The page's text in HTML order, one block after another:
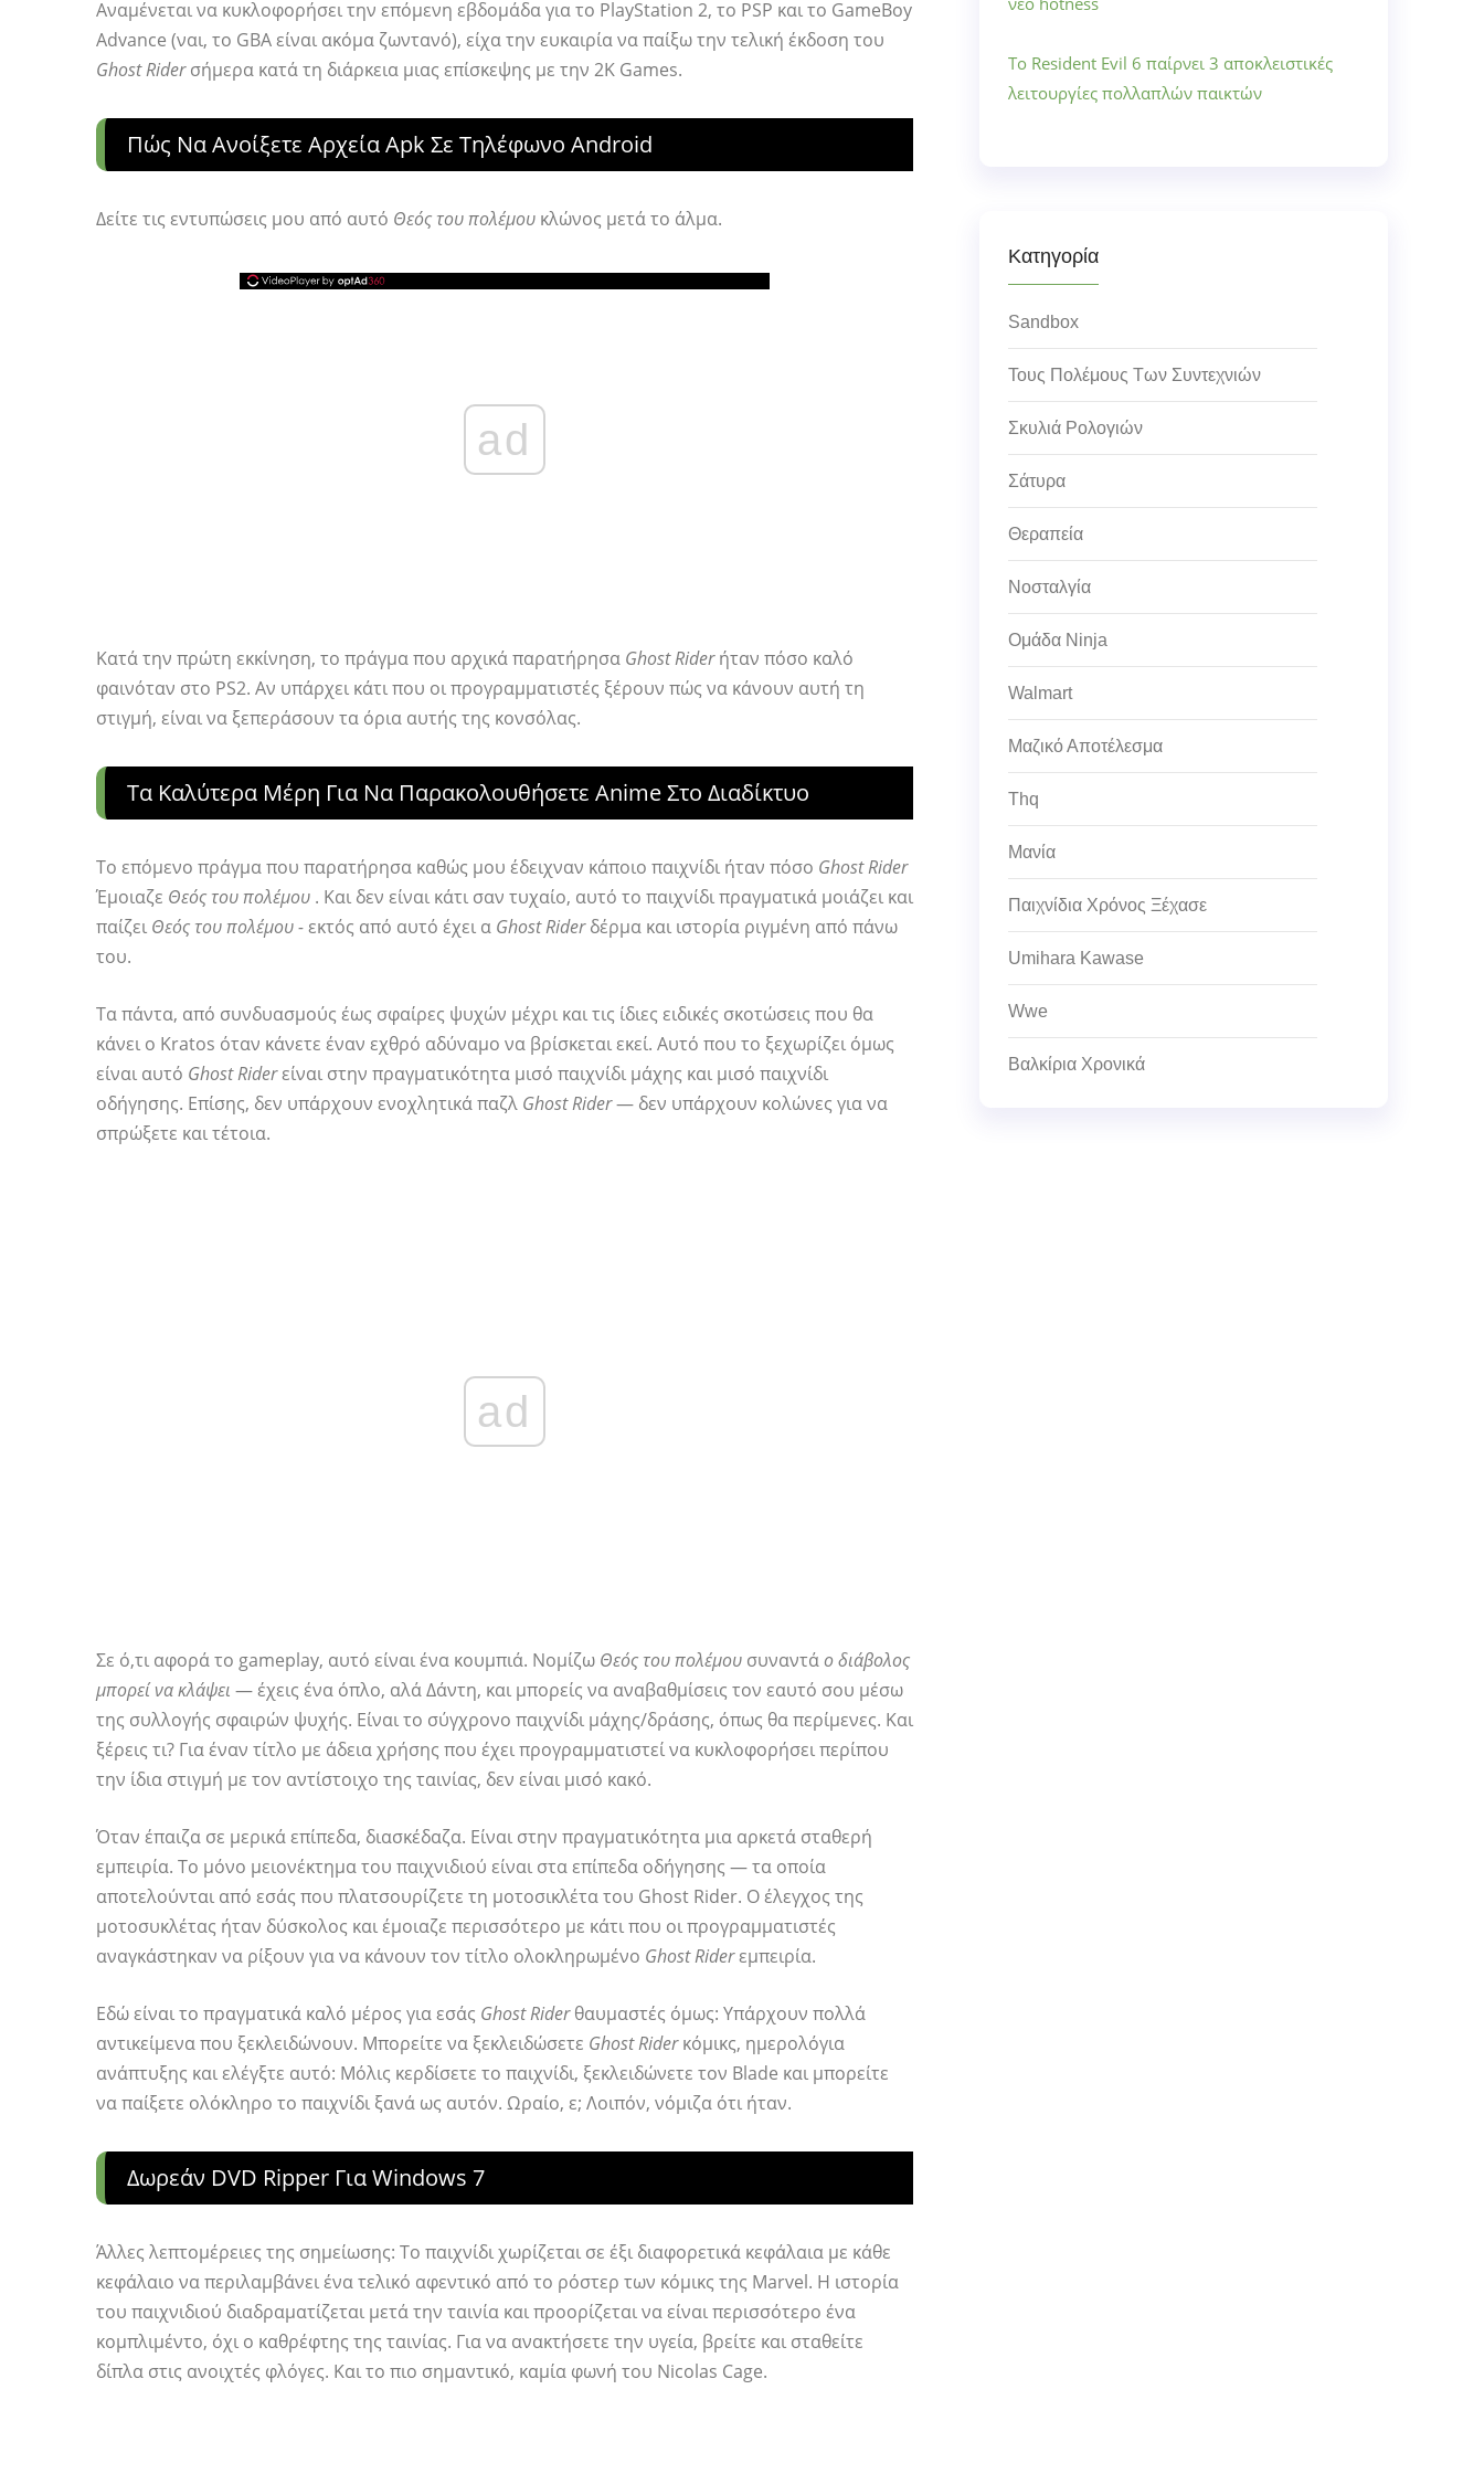
Αναμένεται να κυκλοφορήσει την επόμενη εβδομάδα για το PlayStation 2, το PSP και το GameBoy
Advance (ναι, το GBA είναι ακόμα ζωντανό), είχα την ευκαιρία να παίξω την τελική έκδοση του
Ghost Riderσήμερα κατά τη διάρκεια μιας επίσκεψης με την 2K Games.
Πώς Να Ανοίξετε Αρχεία Apk Σε Τηλέφωνο Android
Δείτε τις εντυπώσεις μου από αυτό Θεός του πολέμου κλώνος μετά το άλμα.
ad
Κατά την πρώτη εκκίνηση, το πράγμα που αρχικά παρατήρησα Ghost Riderήταν πόσο καλό
φαινόταν στο PS2. Αν υπάρχει κάτι που οι προγραμματιστές ξέρουν πώς να κάνουν αυτή τη
στιγμή, είναι να ξεπεράσουν τα όρια αυτής της κονσόλας.
Τα Καλύτερα Μέρη Για Να Παρακολουθήσετε Anime Στο Διαδίκτυο
Το επόμενο πράγμα που παρατήρησα καθώς μου έδειχναν κάποιο παιχνίδι ήταν πόσο Ghost Rider
Έμοιαζε Θεός του πολέμου . Και δεν είναι κάτι σαν τυχαίο, αυτό το παιχνίδι πραγματικά μοιάζει και
παίζει Θεός του πολέμου -εκτός από αυτό έχει α Ghost Riderδέρμα και ιστορία ριγμένη από πάνω
του.
Τα πάντα, από συνδυασμούς έως σφαίρες ψυχών μέχρι και τις ίδιες ειδικές σκοτώσεις που θα
κάνει ο Kratos όταν κάνετε έναν εχθρό αδύναμο να βρίσκεται εκεί. Αυτό που το ξεχωρίζει όμως
είναι αυτό Ghost Riderείναι στην πραγματικότητα μισό παιχνίδι μάχης και μισό παιχνίδι
οδήγησης. Επίσης, δεν υπάρχουν ενοχλητικά παζλ Ghost Rider— δεν υπάρχουν κολώνες για να
σπρώξετε και τέτοια.
ad
Σε ό,τι αφορά το gameplay, αυτό είναι ένα κουμπιά. Νομίζω Θεός του πολέμου συναντάο διάβολος
μπορεί να κλάψει — έχεις ένα όπλο, αλά Δάντη, και μπορείς να αναβαθμίσεις τον εαυτό σου μέσω
της συλλογής σφαιρών ψυχής. Είναι το σύγχρονο παιχνίδι μάχης/δράσης, όπως θα περίμενες. Και
ξέρεις τι? Για έναν τίτλο με άδεια χρήσης που έχει προγραμματιστεί να κυκλοφορήσει περίπου
την ίδια στιγμή με τον αντίστοιχο της ταινίας, δεν είναι μισό κακό.
Όταν έπαιζα σε μερικά επίπεδα, διασκέδαζα. Είναι στην πραγματικότητα μια αρκετά σταθερή
εμπειρία. Το μόνο μειονέκτημα του παιχνιδιού είναι στα επίπεδα οδήγησης — τα οποία
αποτελούνται από εσάς που πλατσουρίζετε τη μοτοσικλέτα του Ghost Rider. Ο έλεγχος της
μοτοσυκλέτας ήταν δύσκολος και έμοιαζε περισσότερο με κάτι που οι προγραμματιστές
αναγκάστηκαν να ρίξουν για να κάνουν τον τίτλο ολοκληρωμένο Ghost Riderεμπειρία.
Εδώ είναι το πραγματικά καλό μέρος για εσάς Ghost Riderθαυμαστές όμως: Υπάρχουν πολλά
αντικείμενα που ξεκλειδώνουν. Μπορείτε να ξεκλειδώσετε Ghost Riderκόμικς, ημερολόγια
ανάπτυξης και ελέγξτε αυτό: Μόλις κερδίσετε το παιχνίδι, ξεκλειδώνετε τον Blade και μπορείτε
να παίξετε ολόκληρο το παιχνίδι ξανά ως αυτόν. Ωραίο, ε; Λοιπόν, νόμιζα ότι ήταν.
Δωρεάν DVD Ripper Για Windows 7
Άλλες λεπτομέρειες της σημείωσης: Το παιχνίδι χωρίζεται σε έξι διαφορετικά κεφάλαια με κάθε
κεφάλαιο να περιλαμβάνει ένα τελικό αφεντικό από το ρόστερ των κόμικς της Marvel. Η ιστορία
του παιχνιδιού διαδραματίζεται μετά την ταινία και προορίζεται να είναι περισσότερο ένα
κομπλιμέντο, όχι ο καθρέφτης της ταινίας. Για να ανακτήσετε την υγεία, βρείτε και σταθείτε
δίπλα στις ανοιχτές φλόγες. Και το πιο σημαντικό, καμία φωνή του Nicolas Cage.
Το Resident Evil 6 παίρνει 3 αποκλειστικές
λειτουργίες πολλαπλών παικτών
Κατηγορία
Sandbox
Τους Πολέμους Των Συντεχνιών
Σκυλιά Ρολογιών
Σάτυρα
Θεραπεία
Νοσταλγία
Ομάδα Ninja
Walmart
Μαζικό Αποτέλεσμα
Thq
Μανία
Παιχνίδια Χρόνος Ξέχασε
Umihara Kawase
Wwe
Βαλκίρια Χρονικά